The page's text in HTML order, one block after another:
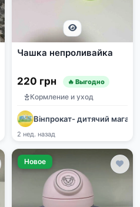
Чашка непроливайка
220 грн 🔥 Выгодно
Кормление и уход
Вінпрокат- дитячий
2 нед. назад
Новое